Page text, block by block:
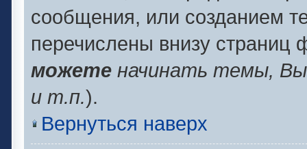
сообщения, или созданием
перечислены внизу
можете начинать темы,
и т.п.).
Вернуться наверх